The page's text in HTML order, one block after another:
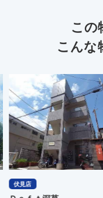
この
こんな
伏見店